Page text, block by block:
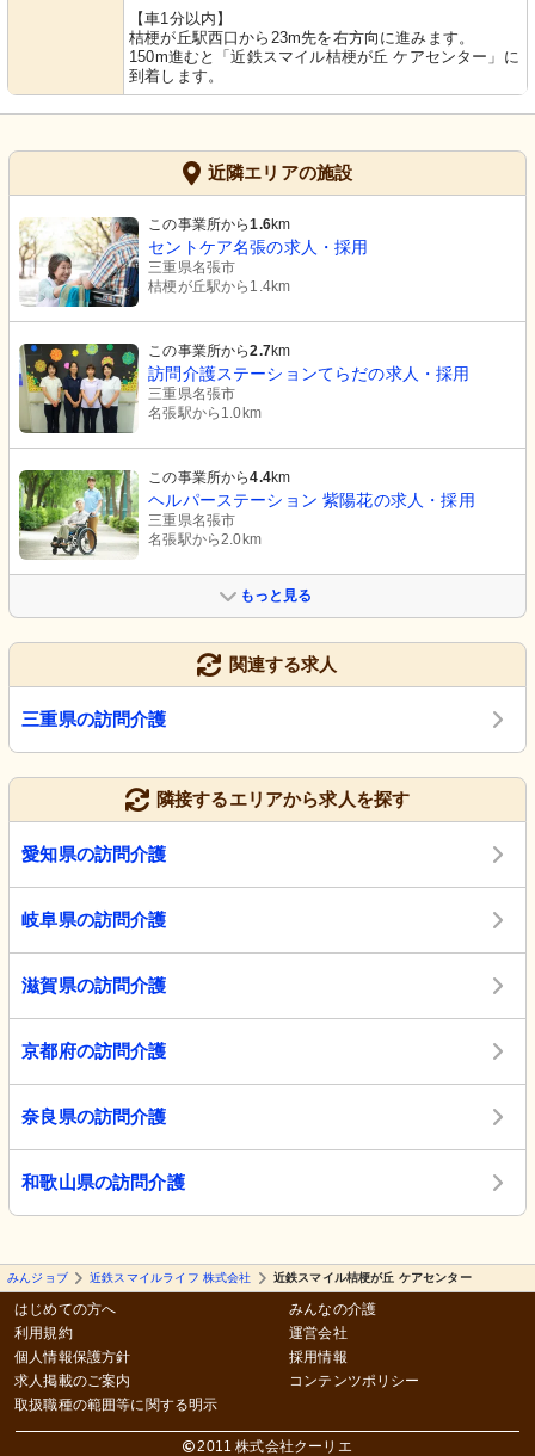
【車1分以内】
桔梗が丘駅西口から23m先を右方向に進みます。
150m進むと「近鉄スマイル桔梗が丘 ケアセンター」に
到着します。
近隣エリアの施設
この事業所から1.6km
セントケア名張の求人・採用
三重県名張市
桔梗が丘駅から1.4km
この事業所から2.7km
訪問介護ステーションてらだの求人・採用
三重県名張市
名張駅から1.0km
この事業所から4.4km
ヘルパーステーション 紫陽花の求人・採用
三重県名張市
名張駅から2.0km
もっと見る
関連する求人
三重県の訪問介護
隣接するエリアから求人を探す
愛知県の訪問介護
岐阜県の訪問介護
滋賀県の訪問介護
京都府の訪問介護
奈良県の訪問介護
和歌山県の訪問介護
みんジョブ 近鉄スマイルライフ 株式会社 近鉄スマイル桔梗が丘 ケアセンター
はじめての方へ
利用規約
個人情報保護方針
求人掲載のご案内
取扱職種の範囲等に関する明示
みんなの介護
運営会社
採用情報
コンテンツポリシー
2011 株式会社クーリエ